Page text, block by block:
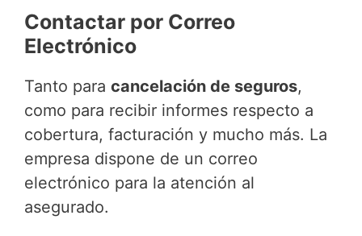
Contactar por Correo
Electrónico
Tanto para cancelación de seguros,
como para recibir informes respecto a
cobertura, facturación y mucho más. La
empresa dispone de un correo
electrónico para la atención al
asegurado.